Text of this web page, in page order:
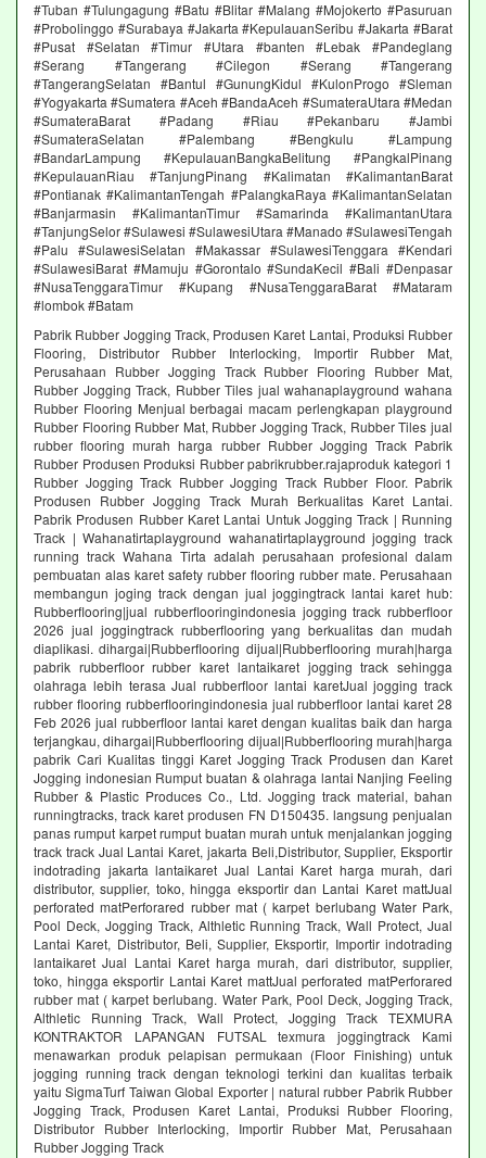
#Tuban #Tulungagung #Batu #Blitar #Malang #Mojokerto #Pasuruan
#Probolinggo #Surabaya #Jakarta #KepulauanSeribu #Jakarta #Barat
#Pusat #Selatan #Timur #Utara #banten #Lebak #Pandeglang
#Serang #Tangerang #Cilegon #Serang #Tangerang
#TangerangSelatan #Bantul #GunungKidul #KulonProgo #Sleman
#Yogyakarta #Sumatera #Aceh #BandaAceh #SumateraUtara #Medan
#SumateraBarat #Padang #Riau #Pekanbaru #Jambi
#SumateraSelatan #Palembang #Bengkulu #Lampung
#BandarLampung #KepulauanBangkaBelitung #PangkalPinang
#KepulauanRiau #TanjungPinang #Kalimatan #KalimantanBarat
#Pontianak #KalimantanTengah #PalangkaRaya #KalimantanSelatan
#Banjarmasin #KalimantanTimur #Samarinda #KalimantanUtara
#TanjungSelor #Sulawesi #SulawesiUtara #Manado #SulawesiTengah
#Palu #SulawesiSelatan #Makassar #SulawesiTenggara #Kendari
#SulawesiBarat #Mamuju #Gorontalo #SundaKecil #Bali #Denpasar
#NusaTenggaraTimur #Kupang #NusaTenggaraBarat #Mataram
#lombok #Batam
Pabrik Rubber Jogging Track, Produsen Karet Lantai, Produksi Rubber
Flooring, Distributor Rubber Interlocking, Importir Rubber Mat,
Perusahaan Rubber Jogging Track Rubber Flooring Rubber Mat,
Rubber Jogging Track, Rubber Tiles jual wahanaplayground wahana
Rubber Flooring Menjual berbagai macam perlengkapan playground
Rubber Flooring Rubber Mat, Rubber Jogging Track, Rubber Tiles jual
rubber flooring murah harga rubber Rubber Jogging Track Pabrik
Rubber Produsen Produksi Rubber pabrikrubber.rajaproduk kategori 1
Rubber Jogging Track Rubber Jogging Track Rubber Floor. Pabrik
Produsen Rubber Jogging Track Murah Berkualitas Karet Lantai.
Pabrik Produsen Rubber Karet Lantai Untuk Jogging Track | Running
Track | Wahanatirtaplayground wahanatirtaplayground jogging track
running track Wahana Tirta adalah perusahaan profesional dalam
pembuatan alas karet safety rubber flooring rubber mate. Perusahaan
membangun joging track dengan jual joggingtrack lantai karet hub:
Rubberflooring|jual rubberflooringindonesia jogging track rubberfloor
2026 jual joggingtrack rubberflooring yang berkualitas dan mudah
diaplikasi. dihargai|Rubberflooring dijual|Rubberflooring murah|harga
pabrik rubberfloor rubber karet lantaikaret jogging track sehingga
olahraga lebih terasa Jual rubberfloor lantai karetJual jogging track
rubber flooring rubberflooringindonesia jual rubberfloor lantai karet 28
Feb 2026 jual rubberfloor lantai karet dengan kualitas baik dan harga
terjangkau, dihargai|Rubberflooring dijual|Rubberflooring murah|harga
pabrik Cari Kualitas tinggi Karet Jogging Track Produsen dan Karet
Jogging indonesian Rumput buatan & olahraga lantai Nanjing Feeling
Rubber & Plastic Produces Co., Ltd. Jogging track material, bahan
runningtracks, track karet produsen FN D150435. langsung penjualan
panas rumput karpet rumput buatan murah untuk menjalankan jogging
track track Jual Lantai Karet, jakarta Beli,Distributor, Supplier, Eksportir
indotrading jakarta lantaikaret Jual Lantai Karet harga murah, dari
distributor, supplier, toko, hingga eksportir dan Lantai Karet mattJual
perforated matPerforared rubber mat ( karpet berlubang Water Park,
Pool Deck, Jogging Track, Althletic Running Track, Wall Protect, Jual
Lantai Karet, Distributor, Beli, Supplier, Eksportir, Importir indotrading
lantaikaret Jual Lantai Karet harga murah, dari distributor, supplier,
toko, hingga eksportir Lantai Karet mattJual perforated matPerforared
rubber mat ( karpet berlubang. Water Park, Pool Deck, Jogging Track,
Althletic Running Track, Wall Protect, Jogging Track TEXMURA
KONTRAKTOR LAPANGAN FUTSAL texmura joggingtrack Kami
menawarkan produk pelapisan permukaan (Floor Finishing) untuk
jogging running track dengan teknologi terkini dan kualitas terbaik
yaitu SigmaTurf Taiwan Global Exporter | natural rubber Pabrik Rubber
Jogging Track, Produsen Karet Lantai, Produksi Rubber Flooring,
Distributor Rubber Interlocking, Importir Rubber Mat, Perusahaan
Rubber Jogging Track